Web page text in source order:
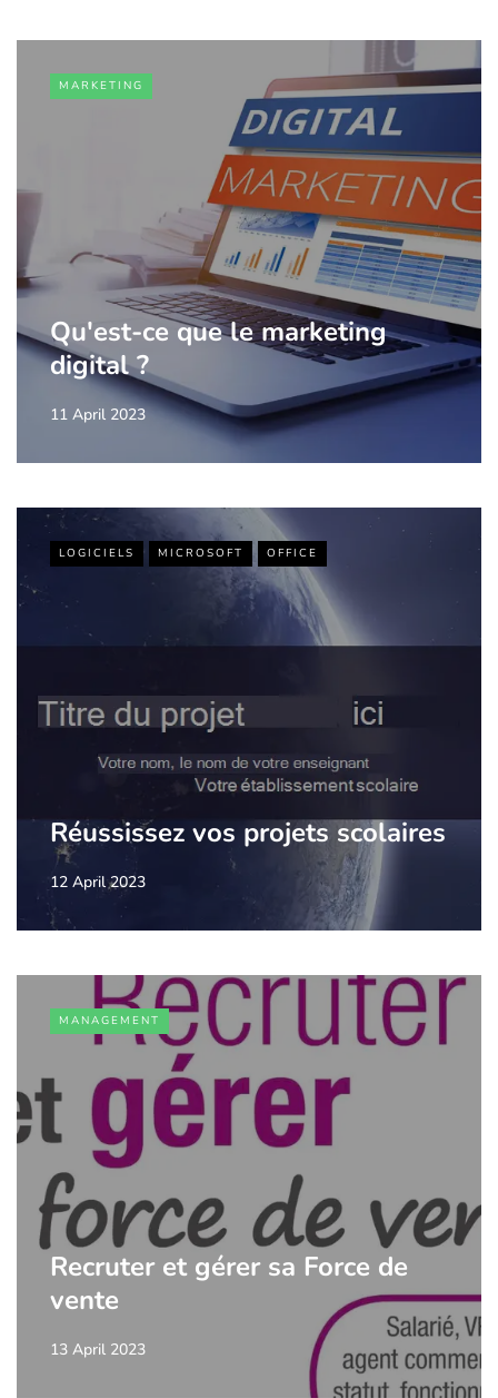
MARKETING
Qu'est-ce que le marketing
digital ?
11 April 2023
LOGICIELS MICROSOFT OFFICE
Réussissez vos projets scolaires
12 April 2023
MANAGEMENT
Recruter et gérer sa Force de
vente
13 April 2023